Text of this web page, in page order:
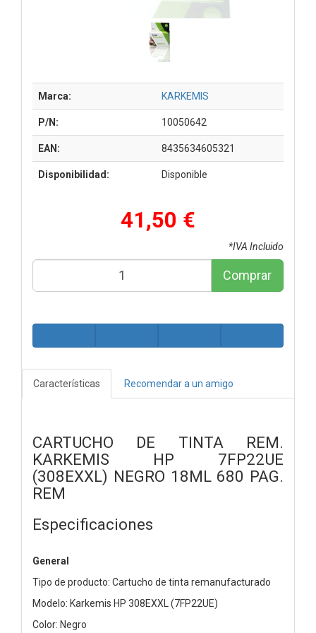
Marca: KARKEMIS
P/N: 10050642
EAN: 8435634605321
Disponibilidad: Disponible
41,50 €
*IVA Incluido
Comprar
Características Recomendar a un amigo
CARTUCHO DE TINTA REM.
KARKEMIS HP 7FP22UE
(308EXXL) NEGRO 18ML 680 PAG.
REM
Especificaciones
General
Tipo de producto: Cartucho de tinta remanufacturado
Modelo: Karkemis HP 308EXXL (7FP22UE)
Color: Negro